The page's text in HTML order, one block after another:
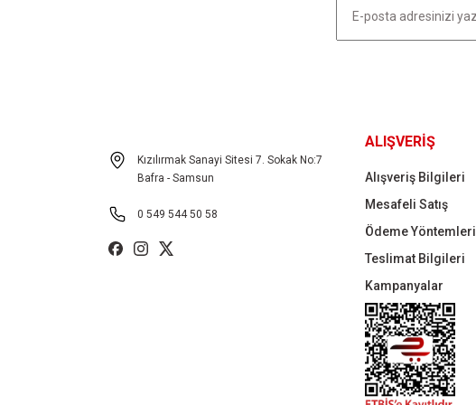
Kızılırmak Sanayi Sitesi 7. Sokak No:7
Bafra - Samsun
0 549 544 50 58
ALIŞVERİŞ
Alışveriş Bilgileri
Mesafeli Satış
Ödeme Yöntemleri
Teslimat Bilgileri
Kampanyalar